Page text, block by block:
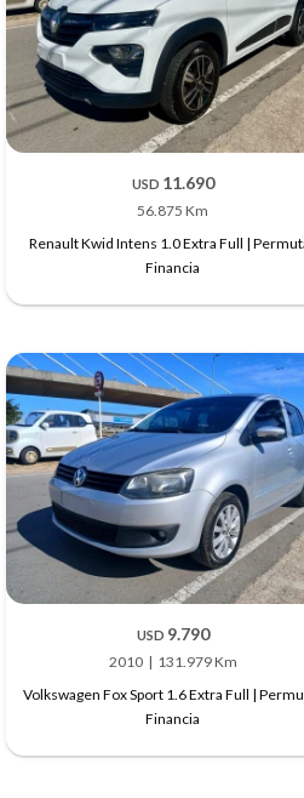
USD 11.690
56.875 Km
Renault Kwid Intens 1.0 Extra Full |
Financia
USD 9.790
2010
131.979 Km
Volkswagen Fox Sport 1.6 Extra Full |
Financia